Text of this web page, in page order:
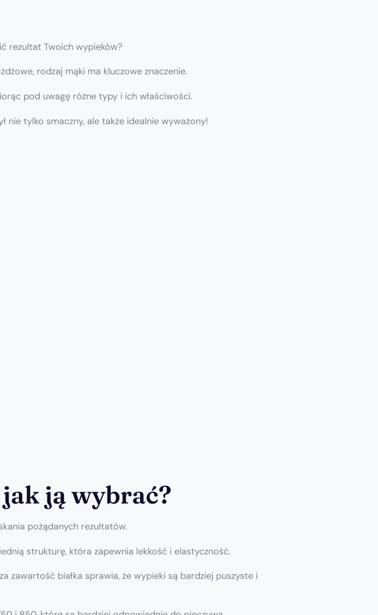
rezultat Twoich wypieków?
rodzaj mąki ma kluczowe znaczenie.
pod uwagę różne typy i ich właściwości.
nie tylko smaczny, ale także idealnie wyważony!
ją wybrać?
pożądanych rezultatów.
strukturę, która zapewnia lekkość i elastyczność.
zawartość białka sprawia, że wypieki są bardziej puszyste i